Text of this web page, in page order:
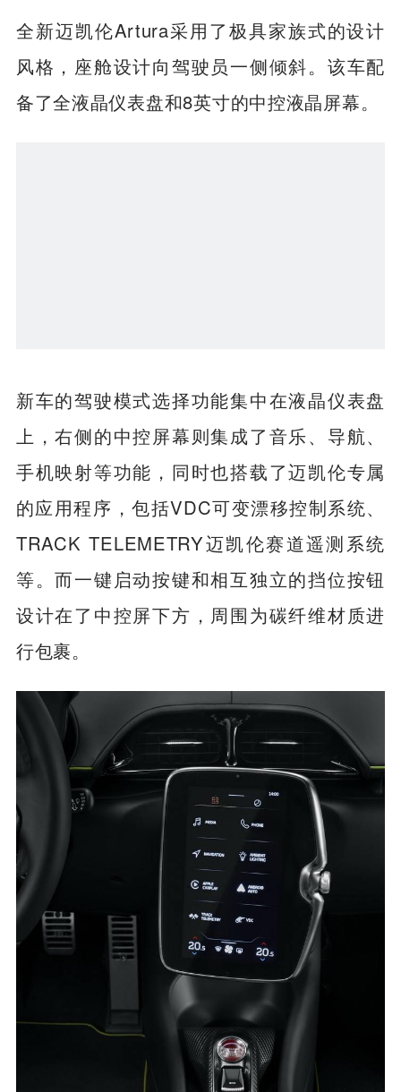
全新迈凯伦Artura采用了极具家族式的设计
风格，座舱设计向驾驶员一侧倾斜。该车配
备了全液晶仪表盘和8英寸的中控液晶屏幕。
新车的驾驶模式选择功能集中在液晶仪表盘
上，右侧的中控屏幕则集成了音乐、导航、
手机映射等功能，同时也搭载了迈凯伦专属
的应用程序，包括VDC可变漂移控制系统、
TRACK TELEMETRY迈凯伦赛道遥测系统
等。而一键启动按键和相互独立的挡位按钮
设计在了中控屏下方，周围为碳纤维材质进
行包裹。